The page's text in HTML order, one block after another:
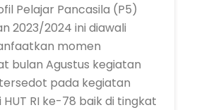
Pelajar Pancasila (P5)
2023/2024 ini diawali
momen
bulan Agustus kegiatan
pada kegiatan
RI ke-78 baik di tingkat